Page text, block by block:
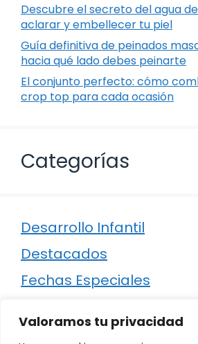
Valoramos tu privacidad
Descubre el secreto del agua
aclarar y embellecer tu piel
Guía definitiva de peinados
hacia qué lado debes peinarte
El conjunto perfecto: cómo
crop top para cada ocasión
Categorías
Desarrollo Infantil
Destacados
Fechas Especiales